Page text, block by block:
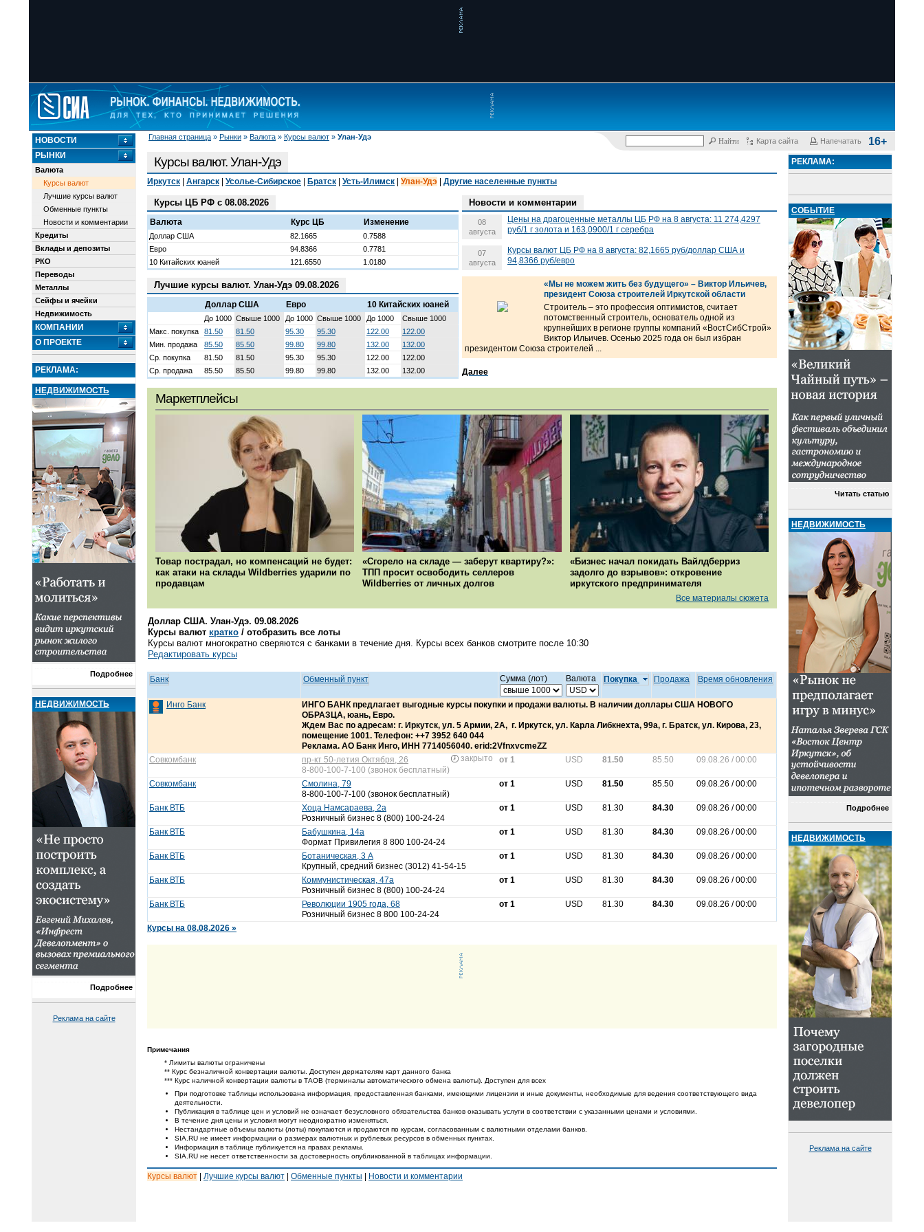
Главная страница » Рынки » Валюта » Курсы валют » Улан-Удэ
Карта сайта Напечатать 16+
НОВОСТИ
РЫНКИ
Валюта
Курсы валют
Лучшие курсы валют
Обменные пункты
Новости и комментарии
Кредиты
Вклады и депозиты
РКО
Переводы
Металлы
Сейфы и ячейки
Недвижимость
КОМПАНИИ
О ПРОЕКТЕ
РЕКЛАМА:
НЕДВИЖИМОСТЬ
Подробнее
НЕДВИЖИМОСТЬ
Подробнее
Реклама на сайте
Курсы валют. Улан-Удэ
Иркутск Ангарск Усолье-Сибирское Братск Усть-Илимск Улан-Удэ Другие населенные пункты
Курсы ЦБ РФ с 08.08.2026
Валюта Курс ЦБ Изменение
Доллар США 82.1665
0.7588
Евро
94.8366
0.7781
10 Китайских юаней
121.6550 1.0180
Новости и комментарии
08
августа
Цены на драгоценные металлы ЦБ РФ на 8 августа: 11 274,4297
руб/1 г золота и 163,0900/1 г серебра
07
августа
Курсы валют ЦБ РФ на 8 августа: 82,1665 руб/доллар США и
94,8366 руб/евро
«Мы не можем жить без будущего» – Виктор Ильичев,
президент Союза строителей Иркутской области
Строитель – это профессия оптимистов, считает
потомственный строитель, основатель одной из
крупнейших в регионе группы компаний «ВостСибСтрой»
Виктор Ильичев. Осенью 2025 года он был избран
президентом Союза строителей ...
Далее
Лучшие курсы валют. Улан-Удэ 09.08.2026
Доллар США Евро 10 Китайских юаней
До 1000 Свыше 1000 До 1000 Свыше 1000 До 1000
Свыше 1000
Макс. покупка
81.50 81.50 95.30 95.30 122.00
122.00
Мин. продажа
85.50 85.50 99.80 99.80 132.00
132.00
Ср. покупка
81.50 81.50 95.30 95.30 122.00
122.00
Ср. продажа
85.50 85.50 99.80 99.80 132.00 132.00
Маркетплейсы
Товар пострадал, но компенсаций не будет:
как атаки на склады Wildberries ударили по
продавцам
«Сгорело на складе — заберут квартиру?»:
ТПП просит освободить селлеров
Wildberries от личных долгов
«Бизнес начал покидать Вайлдберриз
задолго до взрывов»: откровение
иркутского предпринимателя
Все материалы сюжета
Доллар США. Улан-Удэ. 09.08.2026
Курсы валют кратко / отобразить все лоты
Курсы валют многократно сверяются с банками в течение дня. Курсы всех банков смотрите после 10:30
Редактировать курсы
Банк Обменный пункт Сумма (лот) Валюта Покупка Продажа Время обновления
Инго Банк
ИНГО БАНК предлагает выгодные курсы покупки и продажи валюты. В наличии доллары США НОВОГО
ОБРАЗЦА, юань, Евро.
Ждем Вас по адресам: г. Иркутск, ул. 5 Армии, 2А, г. Иркутск, ул. Карла Либкнехта, 99а, г. Братск, ул. Кирова, 23,
помещение 1001. Телефон: ++7 3952 640 044
Реклама. АО Банк Инго, ИНН 7714056040. erid:2VfnxvcmeZZ
Совкомбанк
пр-кт 50-летия Октября, 26
закрыто
8-800-100-7-100 (звонок бесплатный)
от 1 USD 81.50 85.50 09.08.26 / 00:00
Совкомбанк
Смолина, 79
8-800-100-7-100 (звонок бесплатный)
от 1 USD 81.50 85.50 09.08.26 / 00:00
Банк ВТБ
Хоца Намсараева, 2а
Розничный бизнес 8 (800) 100-24-24
от 1 USD 81.30 84.30 09.08.26 / 00:00
Банк ВТБ
Бабушкина, 14а
Формат Привилегия 8 800 100-24-24
от 1 USD 81.30 84.30 09.08.26 / 00:00
Банк ВТБ
Ботаническая, 3 А
Крупный, средний бизнес (3012) 41-54-15
от 1 USD 81.30 84.30 09.08.26 / 00:00
Банк ВТБ
Коммунистическая, 47а
Розничный бизнес 8 (800) 100-24-24
от 1 USD 81.30 84.30 09.08.26 / 00:00
Банк ВТБ
Революции 1905 года, 68
Розничный бизнес 8 800 100-24-24
от 1 USD 81.30 84.30 09.08.26 / 00:00
Курсы на 08.08.2026 »
Примечания
* Лимиты валюты ограничены
** Курс безналичной конвертации валюты. Доступен держателям карт данного банка
*** Курс наличной конвертации валюты в ТАОВ (терминалы автоматического обмена валюты). Доступен для всех
При подготовке таблицы использована информация, предоставленная банками, имеющими лицензии и иные документы, необходимые для ведения соответствующего вида
деятельности.
Публикация в таблице цен и условий не означает безусловного обязательства банков оказывать услуги в соответствии с указанными ценами и условиями.
В течение дня цены и условия могут неоднократно изменяться.
Нестандартные объемы валюты (лоты) покупаются и продаются по курсам, согласованным с валютными отделами банков.
SIA.RU не имеет информации о размерах валютных и рублевых ресурсов в обменных пунктах.
Информация в таблице публикуется на правах рекламы.
SIA.RU не несет ответственности за достоверность опубликованной в таблицах информации.
Курсы валют Лучшие курсы валют Обменные пункты Новости и комментарии
РЕКЛАМА:
СОБЫТИЕ
Читать статью
НЕДВИЖИМОСТЬ
Подробнее
НЕДВИЖИМОСТЬ
Реклама на сайте